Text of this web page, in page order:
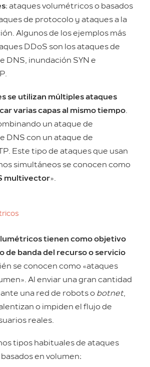
: ataques volumétricos o basados
de protocolo y ataques a la
Algunos de los ejemplos más
DDoS son los ataques de
DNS, inundación SYN e
se utilizan múltiples ataques
varias capas al mismo tiempo.
un ataque de
DNS con un ataque de
Este tipo de ataques que usan
simultáneos se conocen como
multivector».
tienen como objetivo
de banda del recurso o servicio
se conocen como «ataques
Al enviar una gran cantidad
una red de robots o botnet,
o impiden el flujo de
reales.
tipos habituales de ataques
en volumen: